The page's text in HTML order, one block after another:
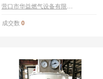
成交数 0